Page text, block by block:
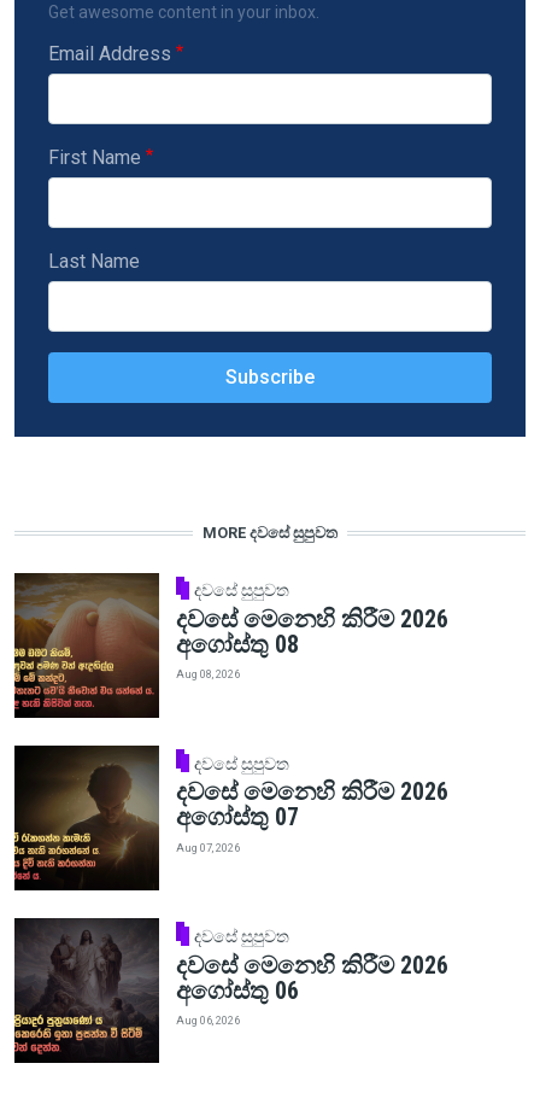
Get awesome content in your inbox.
Email Address
First Name
Last Name
MORE දවසේ සුපුවත
දවසේ සුපුවත
දවසේ මෙනෙහි කිරීම 2026
අගෝස්තු 08
Aug 08, 2026
දවසේ සුපුවත
දවසේ මෙනෙහි කිරීම 2026
අගෝස්තු 07
Aug 07, 2026
දවසේ සුපුවත
දවසේ මෙනෙහි කිරීම 2026
අගෝස්තු 06
Aug 06, 2026